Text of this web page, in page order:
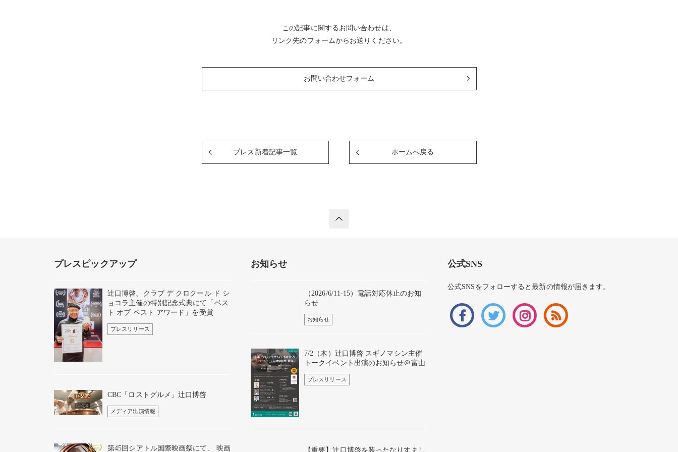
この記事に関するお問い合わせは、
リンク先のフォームからお送りください。
お問い合わせフォーム
プレス新着記事一覧 ホームへ戻る
プレスピックアップ
辻口博啓、クラブ デ クロクール ド シ
ョコラ主催の特別記念式典にて「ベス
ト オブ ベスト アワード」を受賞
プレスリリース
CBC「ロストグルメ」辻口博啓
メディア出演情報
第45回シアトル国際映画祭にて、 映画
お知らせ
（2026/6/11-15）電話対応休止のお知
らせ
お知らせ
7/2（木）辻口博啓 スギノマシン主催
トークイベント出演のお知らせ＠富山
プレスリリース
【重要】辻口博啓を装ったなりすまし
公式SNS
公式SNSをフォローすると最新の情報が届きます。